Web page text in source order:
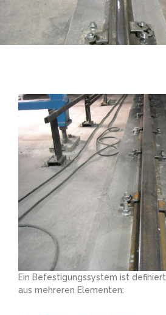
Ein Befestigungssystem ist
aus mehreren Elementen: